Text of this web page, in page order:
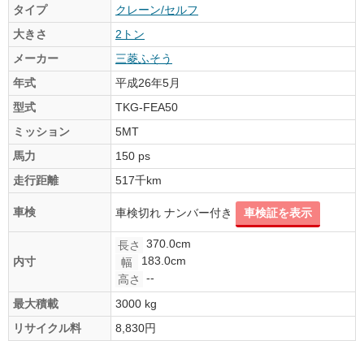
タイプ
クレーン/セルフ
大きさ
2トン
メーカー
三菱ふそう
年式
平成26年5月
型式
TKG-FEA50
ミッション
5MT
馬力
150 ps
走行距離
517千km
車検 車検切れ ナンバー付き 車検証を表示
内寸
長さ
370.0cm
幅
183.0cm
高さ
--
最大積載
3000 kg
リサイクル料
8,830円